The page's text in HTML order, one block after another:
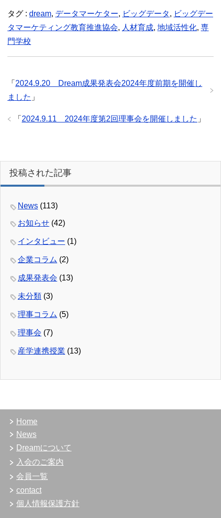
タグ : dream, データマーケター, ビッグデータ, ビッグデー
タマーケティング教育推進協会, 人材育成, 地域活性化, 専
門学校
「 2024.9.20 Dream成果発表会2024年度前期を開催し
ました 」
「 2024.9.11 2024年度第2回理事会を開催しました 」
投稿された記事
News (113)
お知らせ (42)
インタビュー (1)
企業コラム (2)
成果発表会 (13)
未分類 (3)
理事コラム (5)
理事会 (7)
産学連携授業 (13)
Home
News
Dreamについて
入会のご案内
会員一覧
contact
個人情報保護方針